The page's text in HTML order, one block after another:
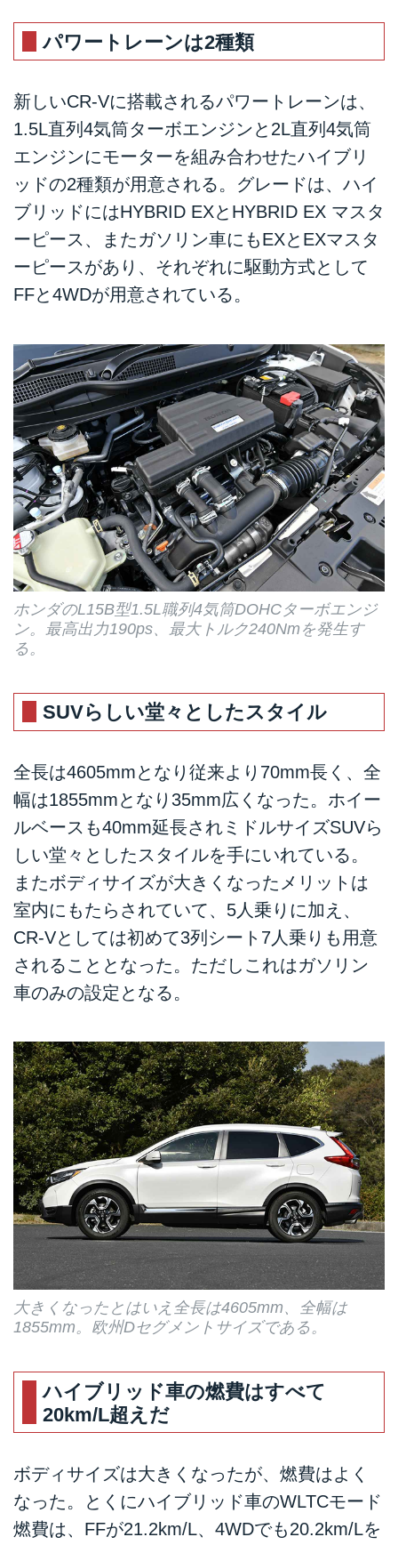
パワートレーンは2種類
新しいCR-Vに搭載されるパワートレーンは、
1.5L直列4気筒ターボエンジンと2L直列4気筒
エンジンにモーターを組み合わせたハイブリ
ッドの2種類が用意される。グレードは、ハイ
ブリッドにはHYBRID EXとHYBRID EX マスタ
ーピース、またガソリン車にもEXとEXマスタ
ーピースがあり、それぞれに駆動方式として
FFと4WDが用意されている。
ホンダのL15B型1.5L職列4気筒DOHCターボエンジ
ン。最高出力190ps、最大トルク240Nmを発生す
る。
SUVらしい堂々としたスタイル
全長は4605mmとなり従来より70mm長く、全
幅は1855mmとなり35mm広くなった。ホイー
ルベースも40mm延長されミドルサイズSUVら
しい堂々としたスタイルを手にいれている。
またボディサイズが大きくなったメリットは
室内にもたらされていて、5人乗りに加え、
CR-Vとしては初めて3列シート7人乗りも用意
されることとなった。ただしこれはガソリン
車のみの設定となる。
大きくなったとはいえ全長は4605mm、全幅は
1855mm。欧州Dセグメントサイズである。
ハイブリッド車の燃費はすべて
20km/L超えだ
ボディサイズは大きくなったが、燃費はよく
なった。とくにハイブリッド車のWLTCモード
燃費は、FFが21.2km/L、4WDでも20.2km/Lを